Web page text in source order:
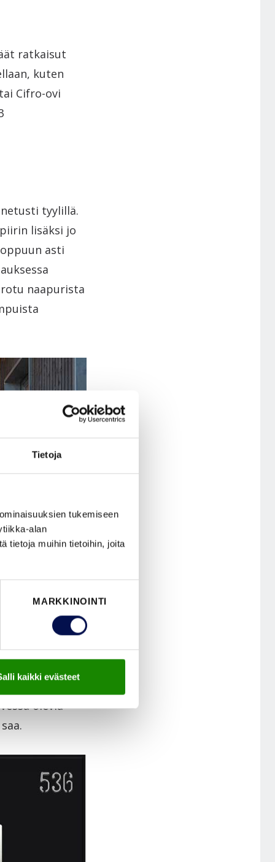
Tietoja
tukemiseen
alan
tietoja muihin tietoihin, joita
MARKKINOINTI
kaikki evästeet
ratkaisut
kuten
Cifro-ovi
tyylillä.
lisäksi jo
asti
naapurista
olevia